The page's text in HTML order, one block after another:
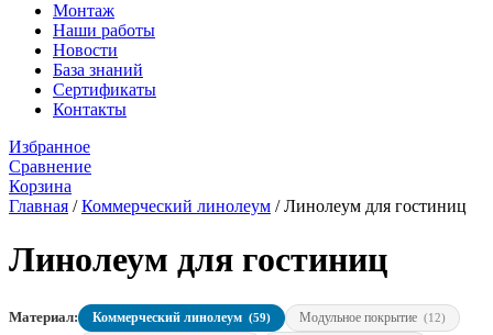
Монтаж
Наши работы
Новости
База знаний
Сертификаты
Контакты
Избранное
Сравнение
Корзина
Главная /Коммерческий линолеум /Линолеум для гостиниц
Линолеум для гостиниц
Материал: Коммерческий линолеум (59) Модульное покрытие (12)